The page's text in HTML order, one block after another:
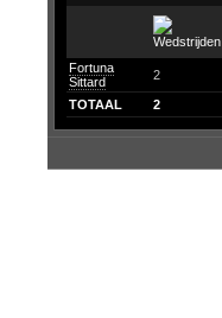
Fortuna
Sittard
2
TOTAAL 2